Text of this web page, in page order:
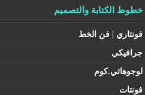
خطوط الكتابة والتصميم
فونتاري | فن الخط
جرافيكي
لوجوهاتي.كوم
فونتات